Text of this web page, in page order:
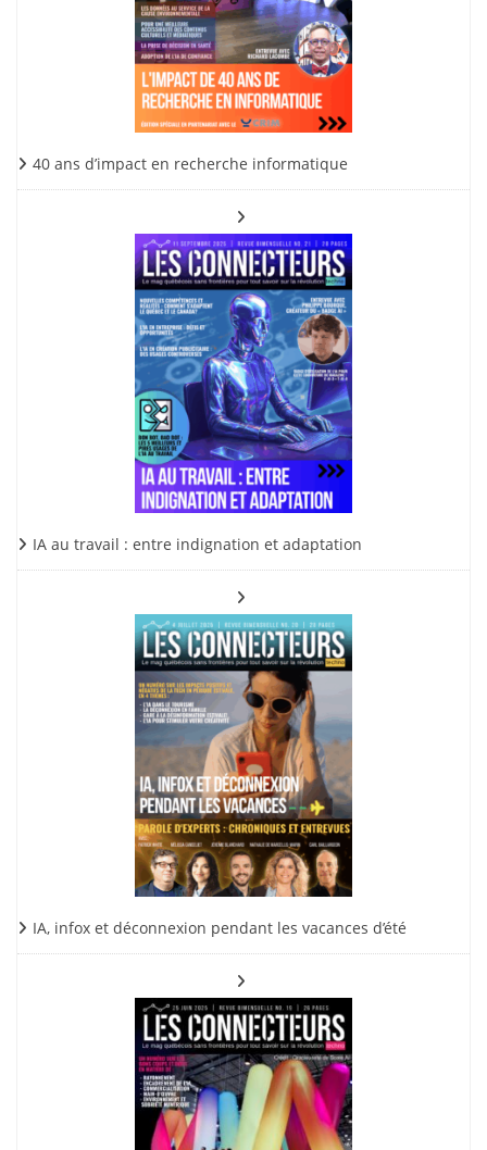
40 ans d’impact en recherche informatique
IA au travail : entre indignation et adaptation
IA, infox et déconnexion pendant les vacances d’été